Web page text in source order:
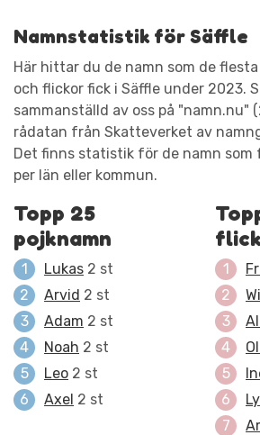
Namnstatistik för Säffle
Här hittar du de namn som de
och flickor fick i Säffle under 2023.
sammanställd av oss på "namn.nu"
rådatan från Skatteverket av
Det finns statistik för de namn
per län eller kommun.
Topp 25
pojknamn
Lukas 2 st
Arvid 2 st
Adam 2 st
Noah 2 st
Leo 2 st
Axel 2 st